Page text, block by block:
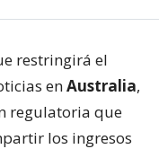
restringirá el
enAustralia,
regulatoria que
los ingresos